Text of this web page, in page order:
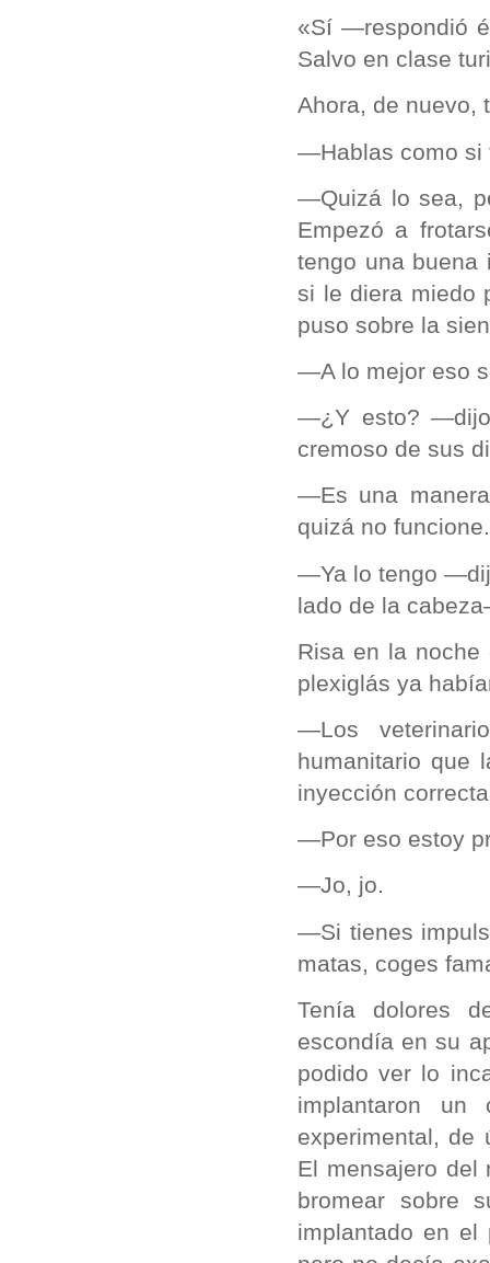
«Sí —respondió
Salvo en clase
Ahora, de nuevo,
—Hablas como si
—Quizá lo sea,
Empezó a
tengo una buena
si le diera miedo
puso sobre la
—A lo mejor eso
—¿Y esto?
cremoso de sus
—Es una
quizá no funcione.
—Ya lo tengo
lado de la
Risa en la
plexiglás ya
—Los
humanitario que
inyección
—Por eso estoy
—Jo, jo.
—Si tienes
matas, coges
Tenía dolores
escondía en su
podido ver lo
implantaron
experimental, de
El mensajero
bromear sobre
implantado en el